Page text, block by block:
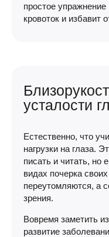
простое
кровоток и избавит
усталости
Естественно, что
нагрузки на глаза.
писать и читать, но
видах почерка
переутомляются, а
зрения.
Вовремя заметить
развитие